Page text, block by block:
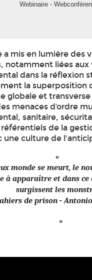
Webinaire -
a mis en lumière des
notamment liées aux
dans la réflexion
la superposition
globale et transverse
menaces d’ordre
sanitaire,
de la
une culture de
monde se meurt, le
à apparaître et dans ce
surgissent les
de prison -